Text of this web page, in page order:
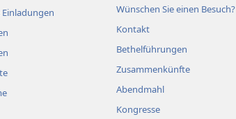
Wünschen Sie einen Besuch?
Kontakt
Bethelführungen
Zusammenkünfte
Abendmahl
Kongresse